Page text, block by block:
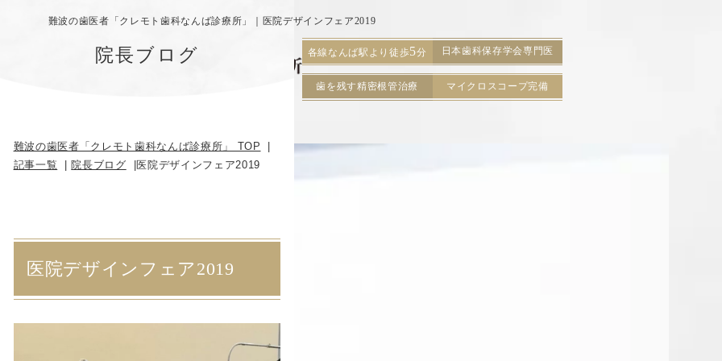
難波の歯医者「クレモト歯科なんば診療所」｜医院デザインフェア2019
各線なんば駅より徒歩5分 日本歯科保存学会専門医
歯を残す精密根管治療 マイクロスコープ完備
院長ブログ
難波の歯医者「クレモト歯科なんば診療所」 TOP
記事一覧
院長ブログ 医院デザインフェア2019
医院デザインフェア2019